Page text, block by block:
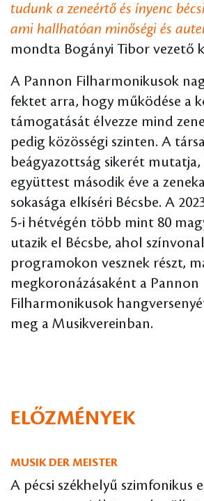
tudunk a zeneértő és ínyenc
ami hallhatóan minőségi és
mondta Bogányi Tibor vezető
A Pannon Filharmonikusok
fektet arra, hogy működése a
támogatását élvezze mind
pedig közösségi szinten. A
beágyazottság sikerét mutatja,
együttest második éve a
sokasága elkíséri Bécsbe. A
5-i hétvégén több mint 80
utazik el Bécsbe, ahol
programokon vesznek részt,
megkoronázásaként a Pannon
Filharmonikusok
meg a Musikvereinban.
ELŐZMÉNYEK
MUSIK DER MEISTER
A pécsi székhelyű szimfonikus